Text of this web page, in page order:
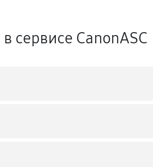
сервисе CanonASC